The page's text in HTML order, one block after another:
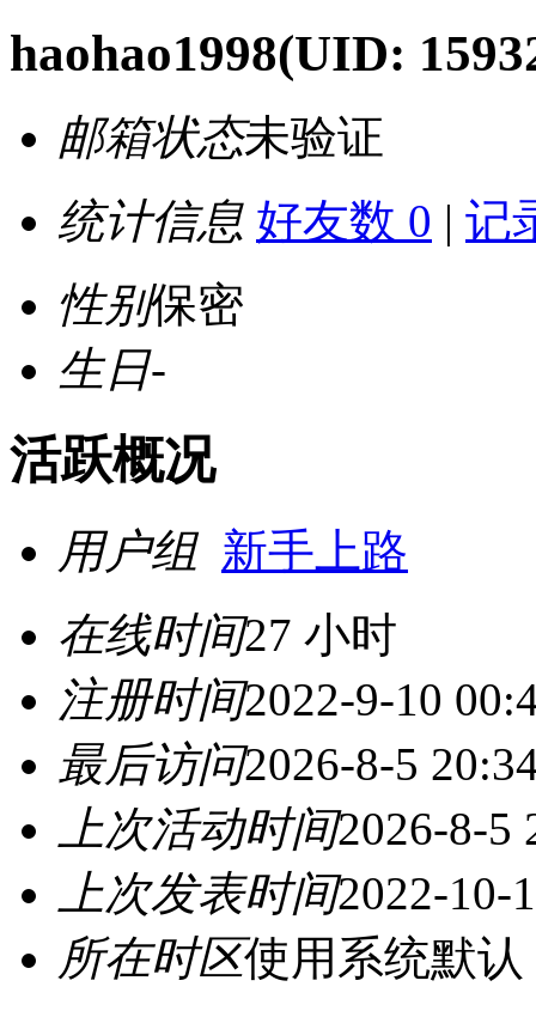
haohao1998(UID:
邮箱状态未验证
统计信息 好友数 0 | 记
性别保密
生日-
活跃概况
用户组 新手上路
在线时间27 小时
注册时间2022-9-10
最后访问2026-8-5
上次活动时间2026-8-5
上次发表时间2022-10-
所在时区使用系统默认